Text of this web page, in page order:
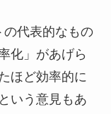
の代表的なもの
化」があげら
ほど効率的に
いう意見もあ